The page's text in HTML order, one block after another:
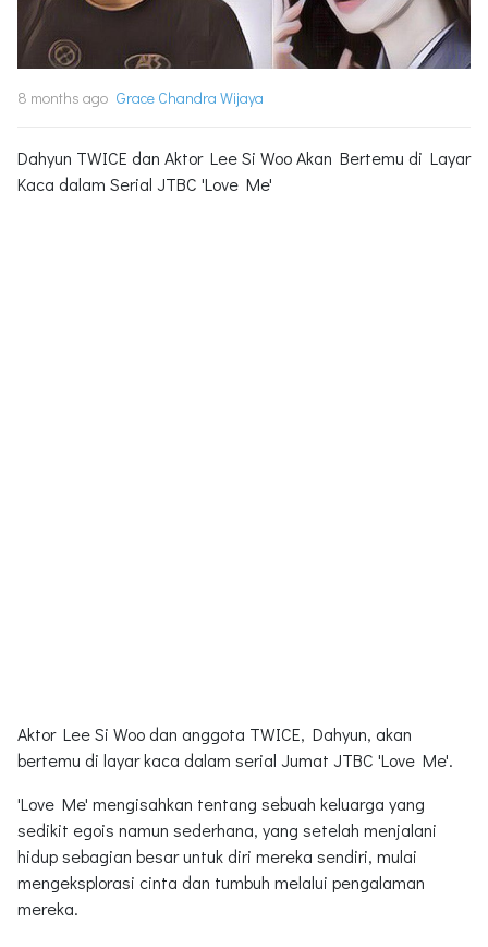
8 months ago Grace Chandra Wijaya
Dahyun TWICE dan Aktor Lee Si Woo Akan Bertemu di Layar
Kaca dalam Serial JTBC 'Love Me'
Aktor Lee Si Woo dan anggota TWICE, Dahyun, akan
bertemu di layar kaca dalam serial Jumat JTBC 'Love Me'.
'Love Me' mengisahkan tentang sebuah keluarga yang
sedikit egois namun sederhana, yang setelah menjalani
hidup sebagian besar untuk diri mereka sendiri, mulai
mengeksplorasi cinta dan tumbuh melalui pengalaman
mereka.